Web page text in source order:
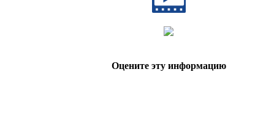
Оцените эту информацию